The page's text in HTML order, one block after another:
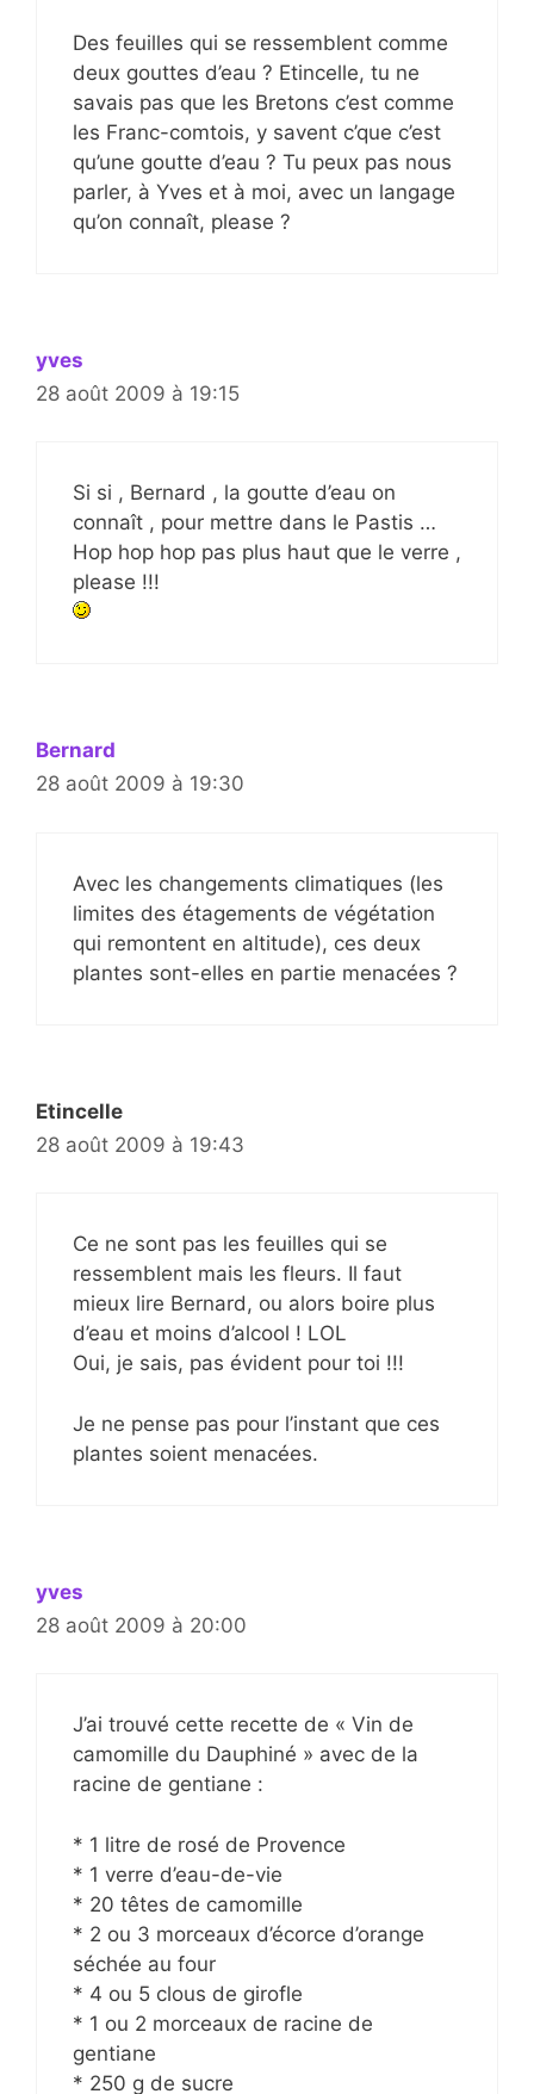
Des feuilles qui se ressemblent comme
deux gouttes d’eau ? Etincelle, tu ne
savais pas que les Bretons c’est comme
les Franc-comtois, y savent c’que c’est
qu’une goutte d’eau ? Tu peux pas nous
parler, à Yves et à moi, avec un langage
qu’on connaît, please ?
yves
28 août 2009 à 19:15
Si si , Bernard , la goutte d’eau on
connaît , pour mettre dans le Pastis …
Hop hop hop pas plus haut que le verre ,
please !!!
Bernard
28 août 2009 à 19:30
Avec les changements climatiques (les
limites des étagements de végétation
qui remontent en altitude), ces deux
plantes sont-elles en partie menacées ?
Etincelle
28 août 2009 à 19:43
Ce ne sont pas les feuilles qui se
ressemblent mais les fleurs. Il faut
mieux lire Bernard, ou alors boire plus
d’eau et moins d’alcool ! LOL
Oui, je sais, pas évident pour toi !!!
Je ne pense pas pour l’instant que ces
plantes soient menacées.
yves
28 août 2009 à 20:00
J’ai trouvé cette recette de « Vin de
camomille du Dauphiné » avec de la
racine de gentiane :
* 1 litre de rosé de Provence
* 1 verre d’eau-de-vie
* 20 têtes de camomille
* 2 ou 3 morceaux d’écorce d’orange
séchée au four
* 4 ou 5 clous de girofle
* 1 ou 2 morceaux de racine de
gentiane
* 250 g de sucre